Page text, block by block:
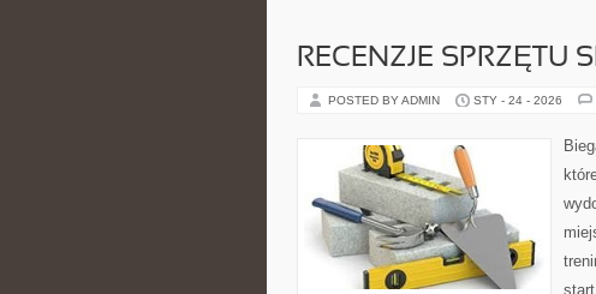
RECENZJE SPRZĘTU
POSTED BY ADMIN STY - 24 - 2026